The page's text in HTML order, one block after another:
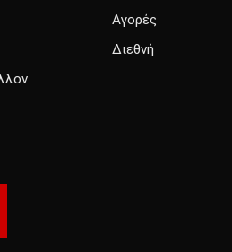
Αγορές
Διεθνή